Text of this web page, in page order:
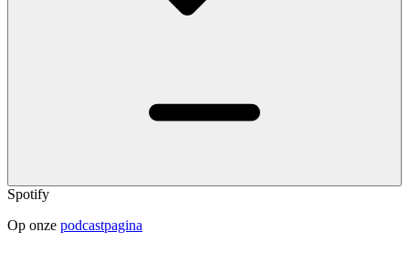
Spotify
Op onze podcastpagina